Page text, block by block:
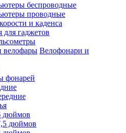
беспроводные
проводные
и каденса
для гаджетов
Велофонари и
фонарей
дюймов
дюймов